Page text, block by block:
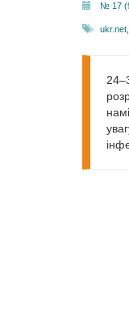
№ 17
ukr.net